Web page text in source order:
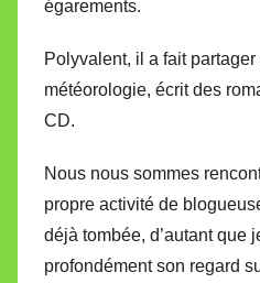
égarements.
Polyvalent, il a fait
météorologie, écrit des
CD.
Nous nous sommes
propre activité de
déjà tombée, d’autant que
profondément son regard